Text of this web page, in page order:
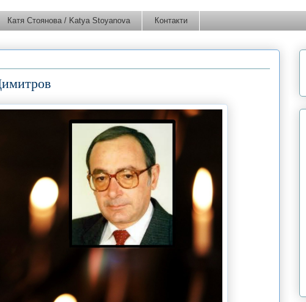
Катя Стоянова / Katya Stoyanova Контакти